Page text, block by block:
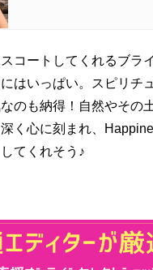
コートしてくれるブラ
はいっぱい。スピリチ
のも納得！自然やその
く心に刻まれ、
てくれそう♪